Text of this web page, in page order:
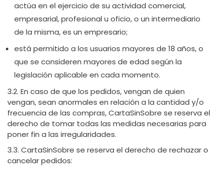
actúa en el ejercicio de su actividad comercial,
empresarial, profesional u oficio, o un intermediario
de la misma, es un empresario;
está permitido a los usuarios mayores de 18 años, o
que se consideren mayores de edad según la
legislación aplicable en cada momento.
3.2. En caso de que los pedidos, vengan de quien
vengan, sean anormales en relación a la cantidad y/o
frecuencia de las compras, CartaSinSobre se reserva el
derecho de tomar todas las medidas necesarias para
poner fin a las irregularidades.
3.3. CartaSinSobre se reserva el derecho de rechazar o
cancelar pedidos: